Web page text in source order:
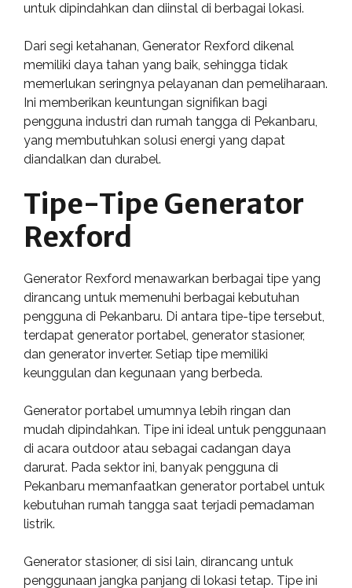
untuk dipindahkan dan diinstal di berbagai lokasi.
Dari segi ketahanan, Generator Rexford dikenal
memiliki daya tahan yang baik, sehingga tidak
memerlukan seringnya pelayanan dan pemeliharaan.
Ini memberikan keuntungan signifikan bagi
pengguna industri dan rumah tangga di Pekanbaru,
yang membutuhkan solusi energi yang dapat
diandalkan dan durabel.
Tipe-Tipe Generator
Rexford
Generator Rexford menawarkan berbagai tipe yang
dirancang untuk memenuhi berbagai kebutuhan
pengguna di Pekanbaru. Di antara tipe-tipe tersebut,
terdapat generator portabel, generator stasioner,
dan generator inverter. Setiap tipe memiliki
keunggulan dan kegunaan yang berbeda.
Generator portabel umumnya lebih ringan dan
mudah dipindahkan. Tipe ini ideal untuk penggunaan
di acara outdoor atau sebagai cadangan daya
darurat. Pada sektor ini, banyak pengguna di
Pekanbaru memanfaatkan generator portabel untuk
kebutuhan rumah tangga saat terjadi pemadaman
listrik.
Generator stasioner, di sisi lain, dirancang untuk
penggunaan jangka panjang di lokasi tetap. Tipe ini